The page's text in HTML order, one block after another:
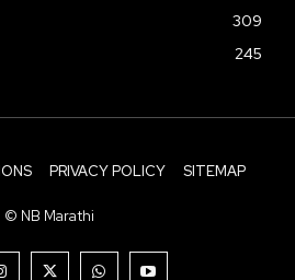
309
245
PRIVACY POLICY SITEMAP
© NB Marathi